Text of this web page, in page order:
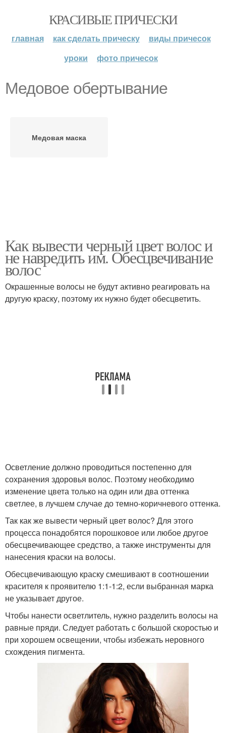
КРАСИВЫЕ ПРИЧЕСКИ
главная как сделать прическу
виды причесок
уроки
фото причесок
Медовое обертывание
Медовая маска
Как вывести черный цвет волос и
не навредить им. Обесцвечивание
волос
Окрашенные волосы не будут активно реагировать на
другую краску, поэтому их нужно будет обесцветить.
Осветление должно проводиться постепенно для
сохранения здоровья волос. Поэтому необходимо
изменение цвета только на один или два оттенка
светлее, в лучшем случае до темно-коричневого оттенка.
Так как же вывести черный цвет волос? Для этого
процесса понадобятся порошковое или любое другое
обесцвечивающее средство, а также инструменты для
нанесения краски на волосы.
Обесцвечивающую краску смешивают в соотношении
красителя к проявителю 1:1-1:2, если выбранная марка
не указывает другое.
Чтобы нанести осветлитель, нужно разделить волосы на
равные пряди. Следует работать с большой скоростью и
при хорошем освещении, чтобы избежать неровного
схождения пигмента.